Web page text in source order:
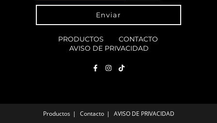
Enviar
PRODUCTOS
CONTACTO
AVISO DE PRIVACIDAD
Productos Contacto AVISO DE PRIVACIDAD